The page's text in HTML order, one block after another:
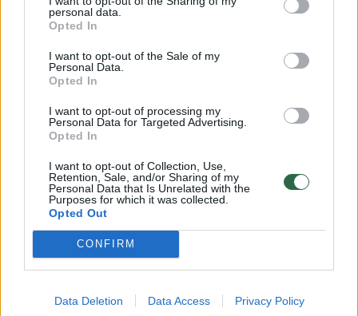
personal data.
Opted In
I want to opt-out of the Sale of my
Personal Data.
Opted In
I want to opt-out of processing my
Personal Data for Targeted Advertising.
Opted In
I want to opt-out of Collection, Use,
Retention, Sale, and/or Sharing of my
Personal Data that Is Unrelated with the
Purposes for which it was collected.
Opted Out
CONFIRM
Data Deletion Data Access Privacy Policy
kelią, jau sugrįžo 4 iš 6 gandrų. Gamtininkas
tikisi, kad nepražus ir vis dar Afrikoje
klajojantis penktasis. Deja, bet vienam iš
pažymėtųjų kelionė, tikėtina, baigėsi tragiškai
pasiekus Etiopiją ir įskridus į ne ryšio zoną.
Visiems šešiems gandrams siųstuvai uždėti
ant nugaros, juos pritvirtinus tarsi kuprinėles
specialia nepritrinančia juosta ir
petnešėlėmis, kad netrukdytų. Siųstuvus
paukščiai gali nešioti net ir keliolika metų, kol
žiedai – aliuminis, su identifikaciniu numeriu